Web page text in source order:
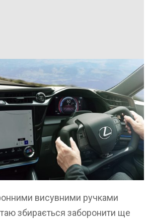
висувними ручками
збирається заборонити ще